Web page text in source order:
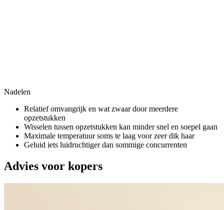
Nadelen
Relatief omvangrijk en wat zwaar door meerdere
opzetstukken
Wisselen tussen opzetstukken kan minder snel en soepel gaan
Maximale temperatuur soms te laag voor zeer dik haar
Geluid iets luidruchtiger dan sommige concurrenten
Advies voor kopers